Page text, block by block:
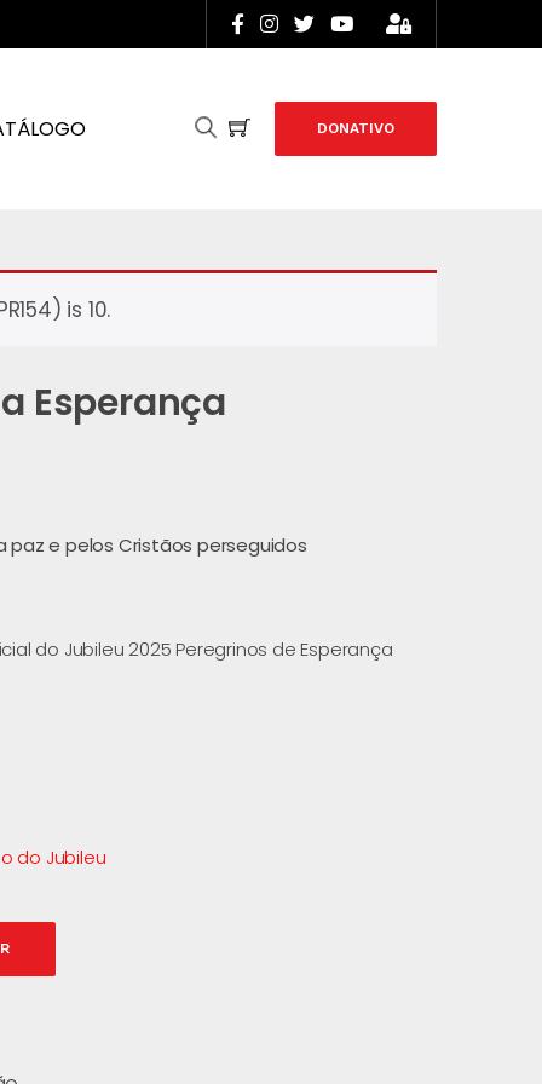
DONATIVO
is 10.
Esperança
paz e pelos Cristãos perseguidos
do Jubileu 2025 Peregrinos de Esperança
do Jubileu